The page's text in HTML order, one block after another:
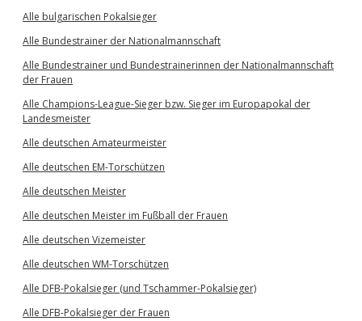
Alle bulgarischen Pokalsieger
Alle Bundestrainer der Nationalmannschaft
Alle Bundestrainer und Bundestrainerinnen der Nationalmannschaft
der Frauen
Alle Champions-League-Sieger bzw. Sieger im Europapokal der
Landesmeister
Alle deutschen Amateurmeister
Alle deutschen EM-Torschützen
Alle deutschen Meister
Alle deutschen Meister im Fußball der Frauen
Alle deutschen Vizemeister
Alle deutschen WM-Torschützen
Alle DFB-Pokalsieger (und Tschammer-Pokalsieger)
Alle DFB-Pokalsieger der Frauen